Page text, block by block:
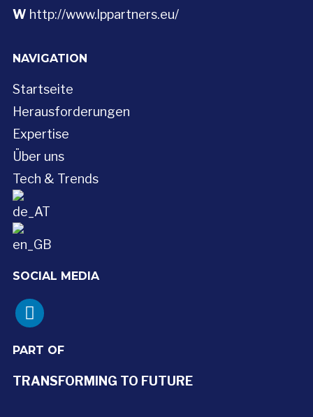
W http://www.lppartners.eu/
NAVIGATION
Startseite
Herausforderungen
Expertise
Über uns
Tech & Trends
SOCIAL MEDIA
linkedin
PART OF
TRANSFORMING TO FUTURE